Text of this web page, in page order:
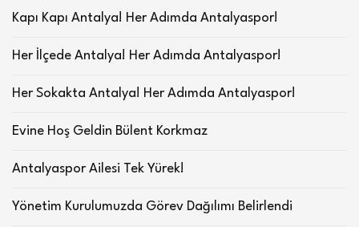
Kapı Kapı Antalya! Her Adımda Antalyaspor!
Her İlçede Antalya! Her Adımda Antalyaspor!
Her Sokakta Antalya! Her Adımda Antalyaspor!
Evine Hoş Geldin Bülent Korkmaz
Antalyaspor Ailesi Tek Yürek!
Yönetim Kurulumuzda Görev Dağılımı Belirlendi